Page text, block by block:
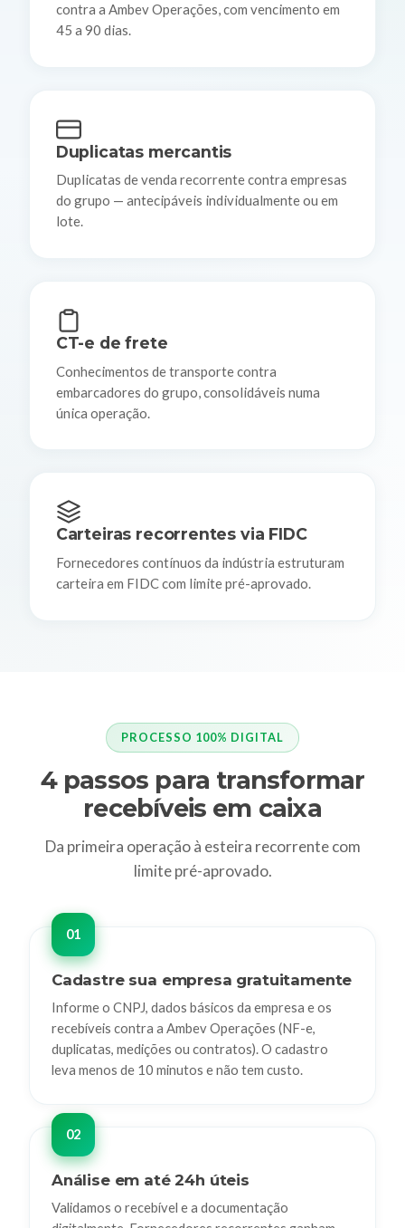
contra a Ambev Operações, com vencimento em
45 a 90 dias.
Duplicatas mercantis
Duplicatas de venda recorrente contra empresas
do grupo — antecipáveis individualmente ou em
lote.
CT-e de frete
Conhecimentos de transporte contra
embarcadores do grupo, consolidáveis numa
única operação.
Carteiras recorrentes via FIDC
Fornecedores contínuos da indústria estruturam
carteira em FIDC com limite pré-aprovado.
PROCESSO 100% DIGITAL
4 passos para transformar
recebíveis em caixa
Da primeira operação à esteira recorrente com
limite pré-aprovado.
Cadastre sua empresa gratuitamente
Informe o CNPJ, dados básicos da empresa e os
recebíveis contra a Ambev Operações (NF-e,
duplicatas, medições ou contratos). O cadastro
leva menos de 10 minutos e não tem custo.
Análise em até 24h úteis
Validamos o recebível e a documentação